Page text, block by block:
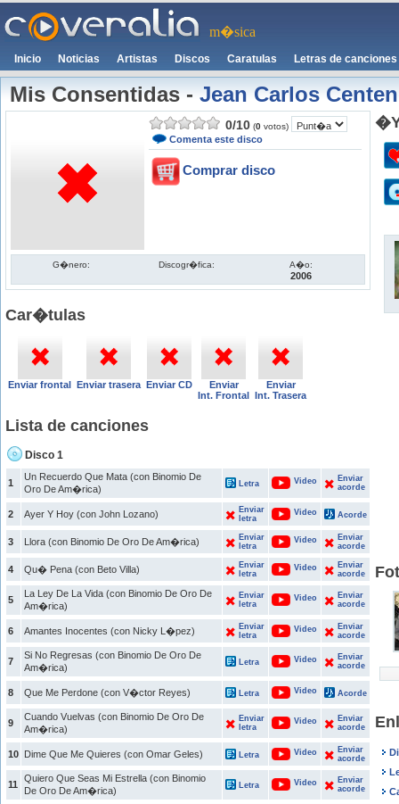
m�sica
Inicio Noticias Artistas Discos Caratulas Letras de canciones
Mis Consentidas-Jean Carlos
0/10 (0 votos)
Comenta este disco
Comprar disco
G�nero: Discogr�fica: A�o:
2006
Car�tulas
Enviar frontal Enviar trasera Enviar CD
Enviar
Int. Frontal
Enviar
Int. Trasera
Lista de canciones
Disco 1
1
Un Recuerdo Que Mata (con Binomio De
Oro De Am�rica)
Letra Video
Enviar
acorde
2 Ayer Y Hoy (con John Lozano)
Enviar
letra
Video Acorde
3 Llora (con Binomio De Oro De Am�rica)
Enviar
letra
Video
Enviar
acorde
4 Qu� Pena (con Beto Villa)
Enviar
letra
Video
Enviar
acorde
5
La Ley De La Vida (con Binomio De Oro De
Am�rica)
Enviar
letra
Video
Enviar
acorde
6 Amantes Inocentes (con Nicky L�pez)
Enviar
letra
Video
Enviar
acorde
7
Si No Regresas (con Binomio De Oro De
Am�rica)
Letra Video
Enviar
acorde
8 Que Me Perdone (con V�ctor Reyes) Letra Video Acorde
9
Cuando Vuelvas (con Binomio De Oro De
Am�rica)
Enviar
letra
Video
Enviar
acorde
10 Dime Que Me Quieres (con Omar Geles) Letra Video
Enviar
acorde
11
Quiero Que Seas Mi Estrella (con Binomio
De Oro De Am�rica)
Letra Video
Enviar
acorde